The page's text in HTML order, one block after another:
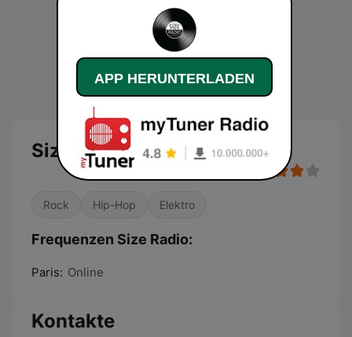
Size Radio
Rock Hip-Hop Elektro
Frequenzen Size Radio:
Paris: Online
Kontakte
APP HERUNTERLADEN